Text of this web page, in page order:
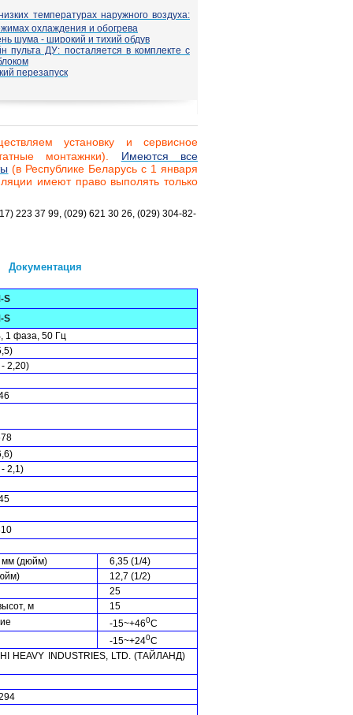
температурах наружного воздуха:
охлаждения и обогрева
шума - широкий и тихий обдув
пульта ДУ: посталяется в комплекте с
перезапуск
установку и сервисное
монтажнки). Имеются все
(в Республике Беларусь с 1 января
имеют право выполять только
223 37 99, (029) 621 30 26, (029) 304-82-
Документация
S
S
1 фаза, 50 Гц
2,20)
2,1)
мм (дюйм)
6,35 (1/4)
12,7 (1/2)
25
м
15
-15~+460C
-15~+240C
HEAVY INDUSTRIES, LTD. (ТАЙЛАНД)